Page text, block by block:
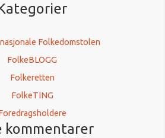
Folkedomstolen
FolkeBLOGG
Folkeretten
FolkeTING
kommentarer